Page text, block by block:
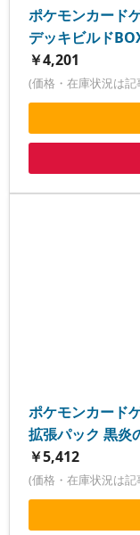
ポケモンカード
デッキビルド
￥4,201
(価格・在庫状況は
ポケモンカード
拡張パック 黒炎
￥5,412
(価格・在庫状況は